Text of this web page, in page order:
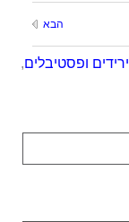
הבא
ירידים ופסטיבלים,